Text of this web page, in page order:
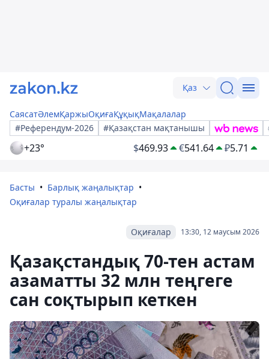
Қаз
СаясатӘлемҚаржыОқиғаҚұқықМақалалар
#Референдум-2026
#Қазақстан мақтанышы
+23° $469.93 €541.64 ₽5.71
Басты
Барлық жаңалықтар
Оқиғалар туралы жаңалықтар
13:30, 12 маусым 2026
Оқиғалар
Қазақстандық 70-тен астам
азаматты 32 млн теңгеге
сан соқтырып кеткен